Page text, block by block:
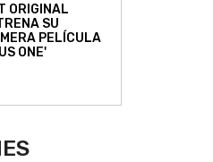
ORIGINAL
SU
PELÍCULA
ONE'